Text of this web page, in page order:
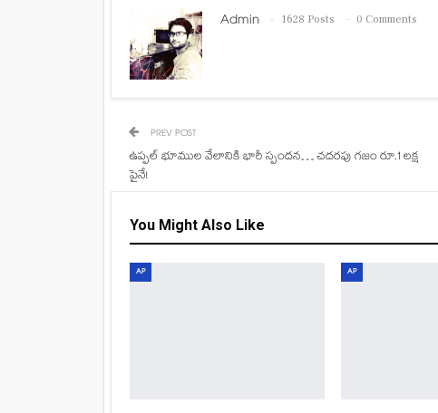
Admin 1628 Posts 0 Comments
PREV POST
ఉప్పల్ భూముల వేలానికి భారీ స్పందన… చదరపు గజం రూ.1 లక్ష
పైనే!
You Might Also Like
AP AP